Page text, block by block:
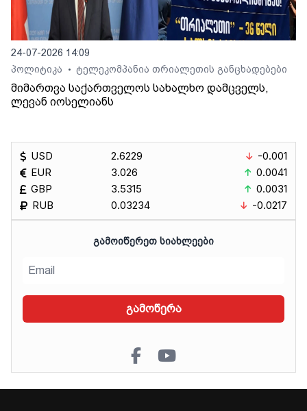
24-07-2026 14:09
პოლიტიკა
• ტელეკომპანია თრიალეთის განცხადებები
მიმართვა საქართველოს სახალხო დამცველს,
ლევან იოსელიანს
USD
EUR
GBP
RUB
2.6229
3.026
3.5315
0.03234
-0.001
0.0041
0.0031
-0.0217
ᲒᲐᲛᲝᲘᲬᲔᲠᲔᲗ ᲡᲘᲐᲮᲚᲔᲔᲑᲘ
გამოწერა